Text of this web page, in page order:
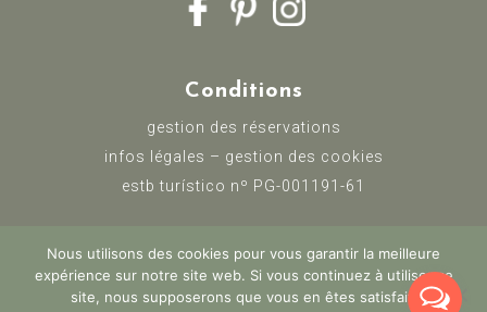
Conditions
gestion des réservations
infos légales – gestion des cookies
estb turístico nº PG-001191-61
Copyright © Masia CanGrau - All rights
Nous utilisons des cookies pour vous garantir la meilleure
expérience sur notre site web. Si vous continuez à utiliser ce
site, nous supposerons que vous en êtes satisfait.